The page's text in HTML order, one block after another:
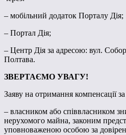
– мобільний додаток Порталу Дія;
– Портал Дія;
– Центр Дія за адресою: вул.
Полтава.
ЗВЕРТАЄМО УВАГУ!
Заяву на отримання компенсації
– власником або співвласником
нерухомого майна, законим
уповноваженою особою за